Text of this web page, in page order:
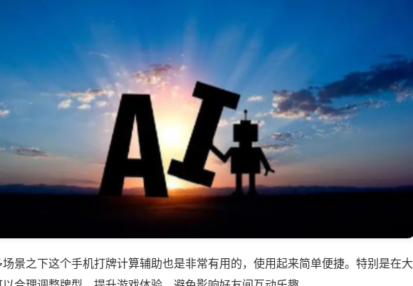
景之下这个手机打牌计算辅助也是非常有用的，使用起来简单便捷。特别是在大